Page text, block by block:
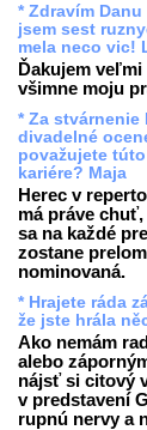
* Zdravím
jsem sest
mela neco vic!
Ďakujem
všimne moju
* Za
divadelné
považujete
kariére? Maja
Herec v
má práve
sa na každé
zostane
nominovaná.
* Hrajete ráda
že jste hrála
Ako nemám
alebo
nájsť si citový
v predstavení
rupnú nervy a